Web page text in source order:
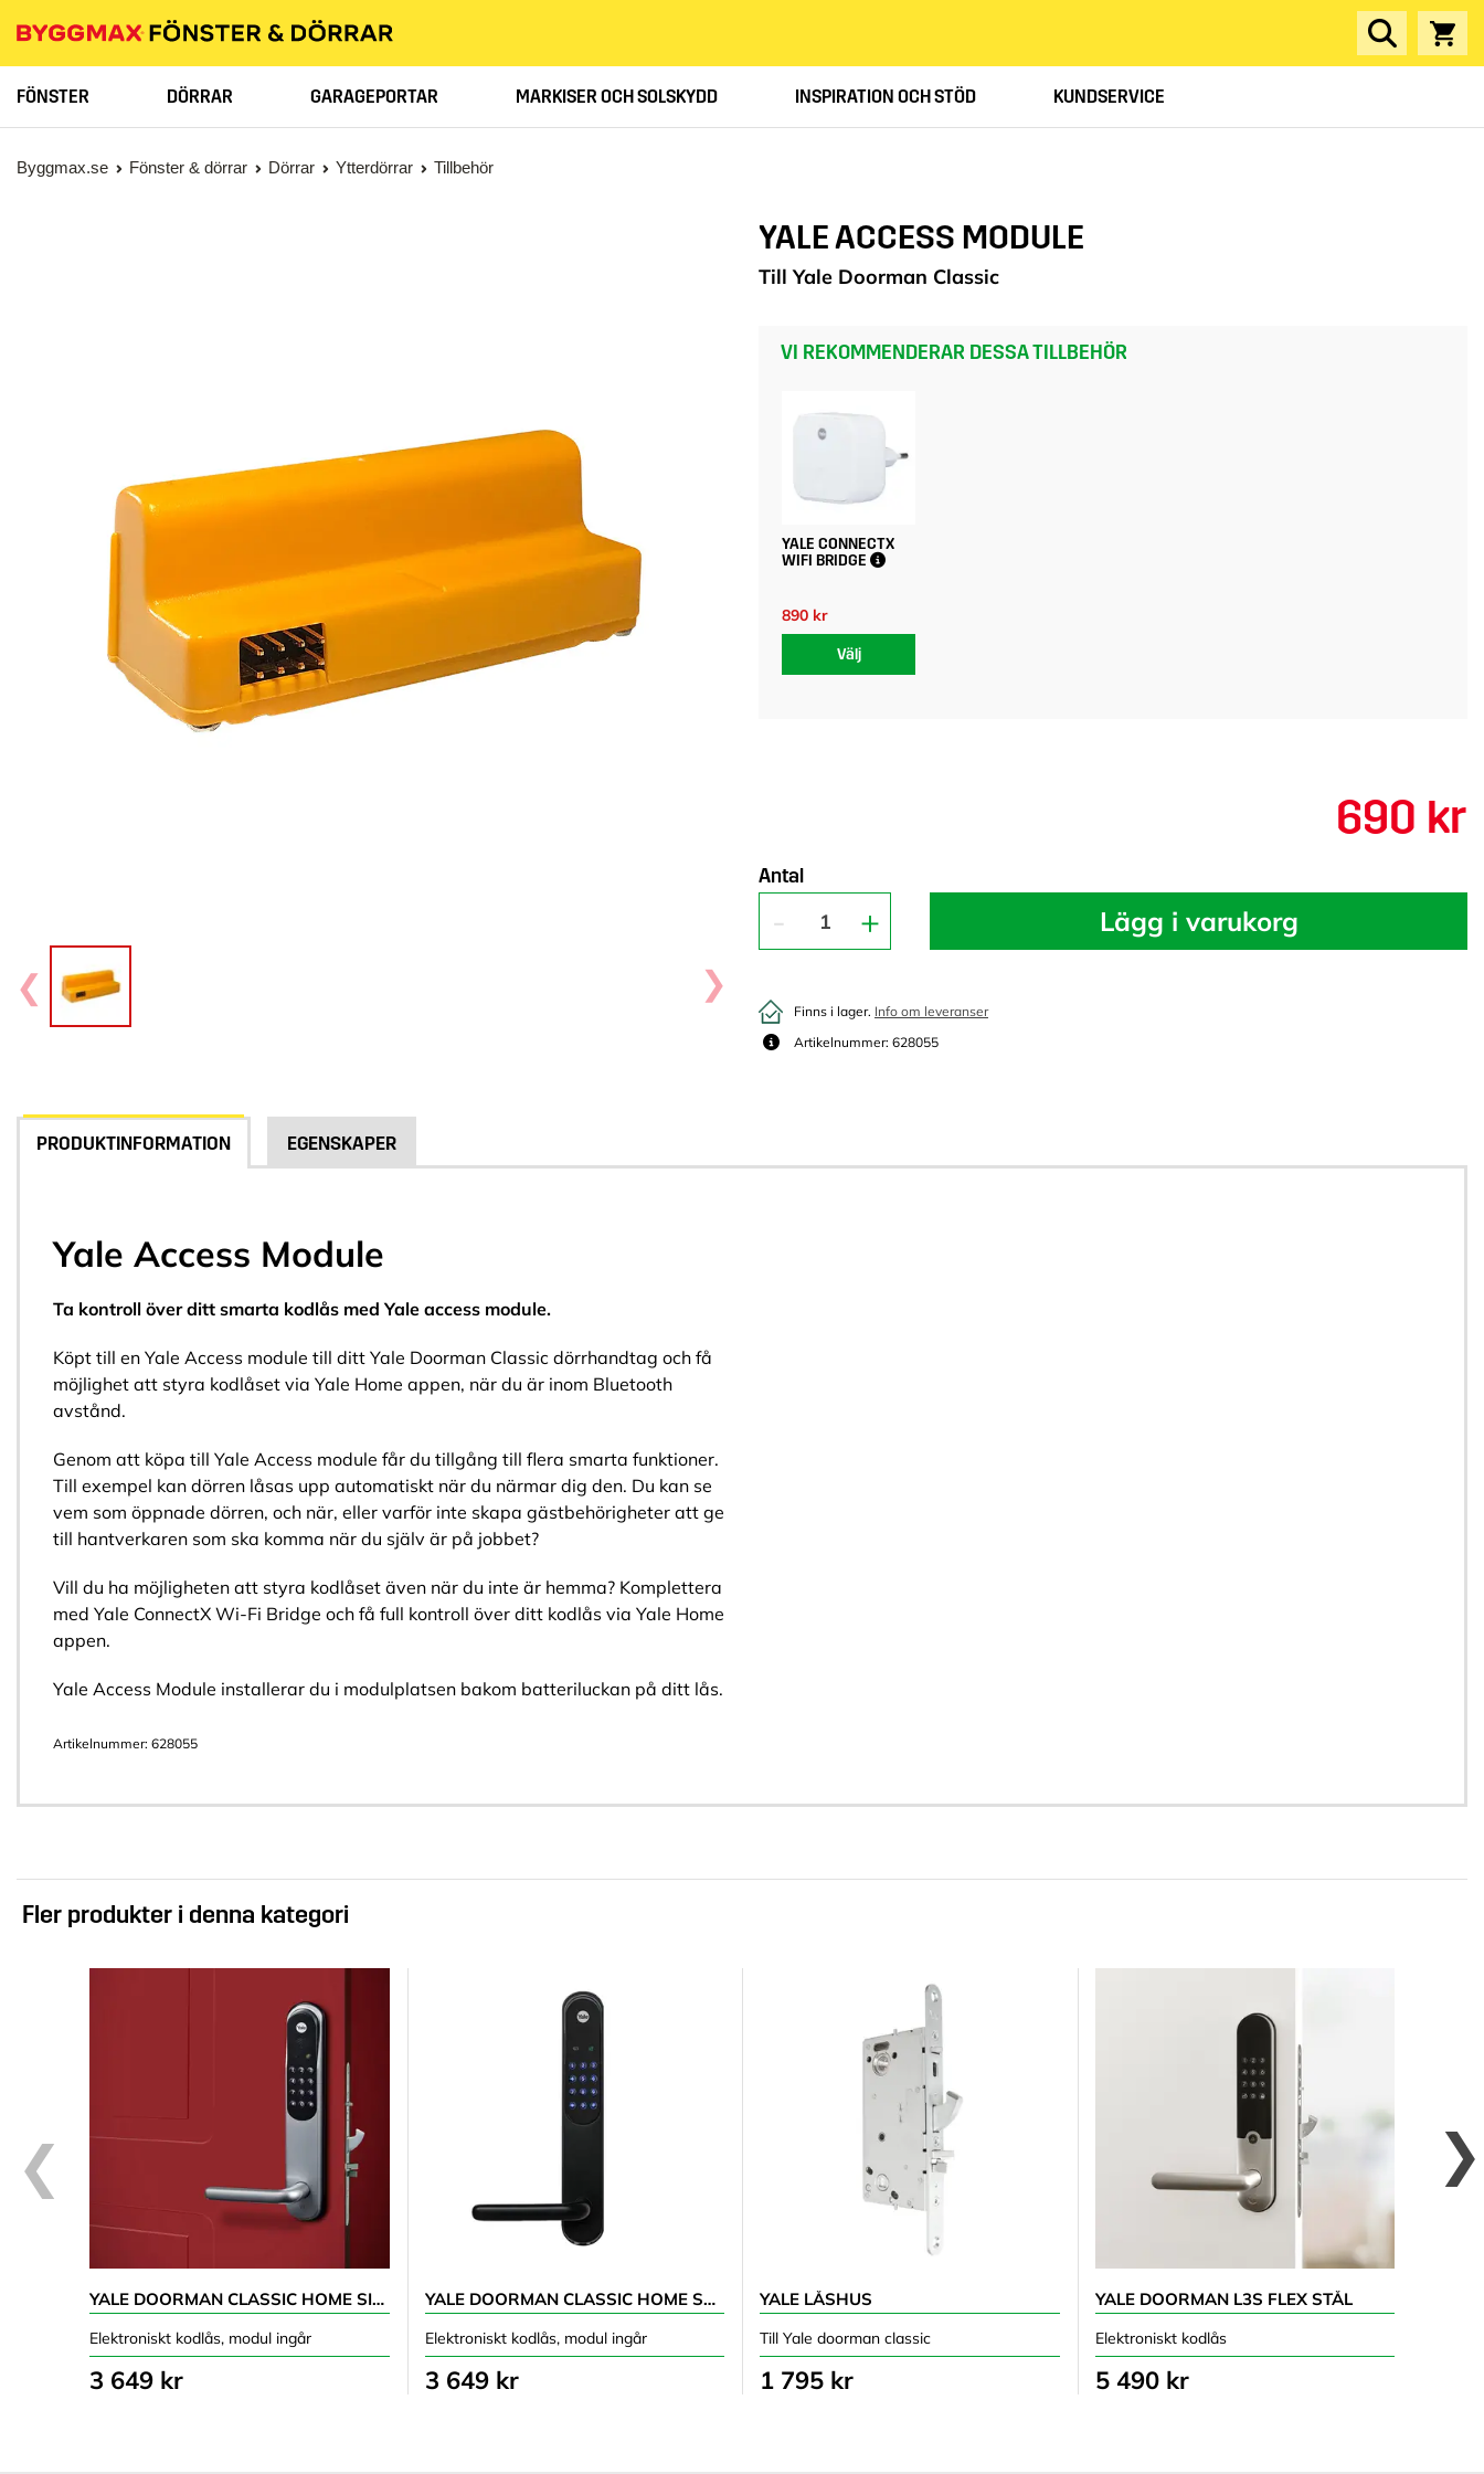
FÖNSTER DÖRRAR GARAGEPORTAR MARKISER OCH SOLSKYDD INSPIRATION OCH STÖD KUNDSERVICE
Byggmax.se Fönster & dörrar Dörrar Ytterdörrar Tillbehör
YALE ACCESS MODULE
Till Yale Doorman Classic
VI REKOMMENDERAR DESSA TILLBEHÖR
YALE CONNECTX
WIFI BRIDGE
890 kr
Välj
690 kr
Antal
Lägg i varukorg
Finns i lager. Info om leveranser
Artikelnummer: 628055
PRODUKTINFORMATION EGENSKAPER
Yale Access Module
Ta kontroll över ditt smarta kodlås med Yale access module.
Köpt till en Yale Access module till ditt Yale Doorman Classic dörrhandtag och få
möjlighet att styra kodlåset via Yale Home appen, när du är inom Bluetooth
avstånd.
Genom att köpa till Yale Access module får du tillgång till flera smarta funktioner.
Till exempel kan dörren låsas upp automatiskt när du närmar dig den. Du kan se
vem som öppnade dörren, och när, eller varför inte skapa gästbehörigheter att ge
till hantverkaren som ska komma när du själv är på jobbet?
Vill du ha möjligheten att styra kodlåset även när du inte är hemma? Komplettera
med Yale ConnectX Wi-Fi Bridge och få full kontroll över ditt kodlås via Yale Home
appen.
Yale Access Module installerar du i modulplatsen bakom batteriluckan på ditt lås.
Artikelnummer: 628055
Fler produkter i denna kategori
YALE DOORMAN CLASSIC HOME SILVER
Elektroniskt kodlås, modul ingår
3 649 kr
YALE DOORMAN CLASSIC HOME SVART
Elektroniskt kodlås, modul ingår
3 649 kr
YALE LÅSHUS
Till Yale doorman classic
1 795 kr
YALE DOORMAN L3S FLEX STÅL
Elektroniskt kodlås
5 490 kr